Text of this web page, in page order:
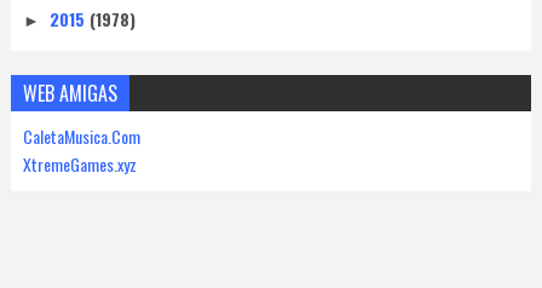
► 2015 (1978)
WEB AMIGAS
CaletaMusica.Com
XtremeGames.xyz